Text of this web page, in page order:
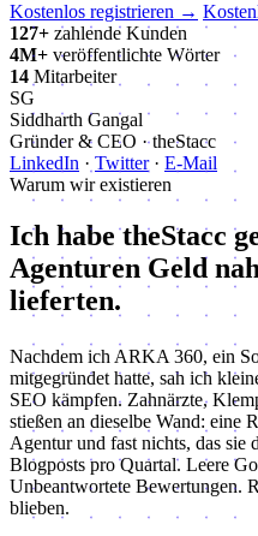
Kostenlos registrieren →
127+ zahlende Kunden
4M+ veröffentlichte Wörter
14 Mitarbeiter
SG
Siddharth Gangal
Gründer & CEO · theStacc
LinkedIn · Twitter · E-Mail
Warum wir existieren
Ich habe theStacc
Agenturen Geld
lieferten.
Nachdem ich ARKA 360, ein
mitgegründet hatte, sah ich
SEO kämpfen. Zahnärzte,
stießen an dieselbe Wand: eine
Agentur und fast nichts, das sie
Blogposts pro Quartal. Leere
Unbeantwortete Bewertungen.
blieben.